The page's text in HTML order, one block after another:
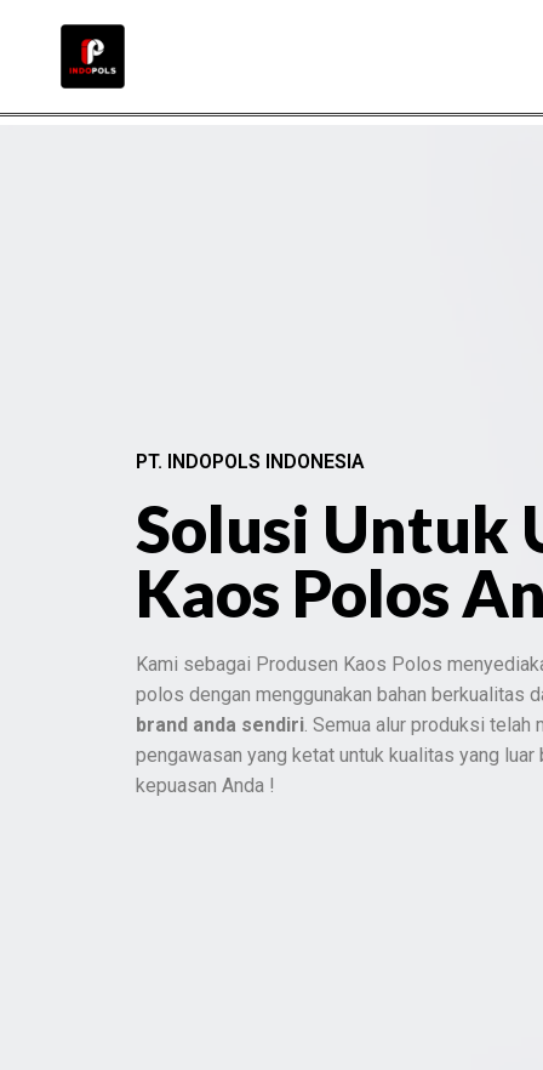
PT. INDOPOLS INDONESIA
Solusi Untuk
Kaos Polos
Kami sebagai Produsen Kaos Polos
polos dengan menggunakan bahan berkualitas
brand anda sendiri. Semua alur produksi telah
pengawasan yang ketat untuk kualitas yang
kepuasan Anda !